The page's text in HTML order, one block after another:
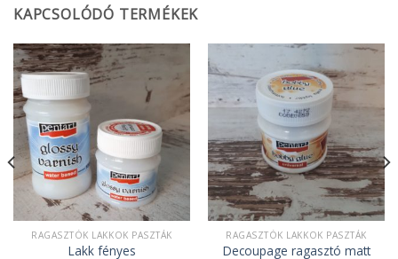
KAPCSOLÓDÓ TERMÉKEK
RAGASZTÓK LAKKOK PASZTÁK
Lakk fényes
RAGASZTÓK LAKKOK PASZTÁK
Decoupage ragasztó matt